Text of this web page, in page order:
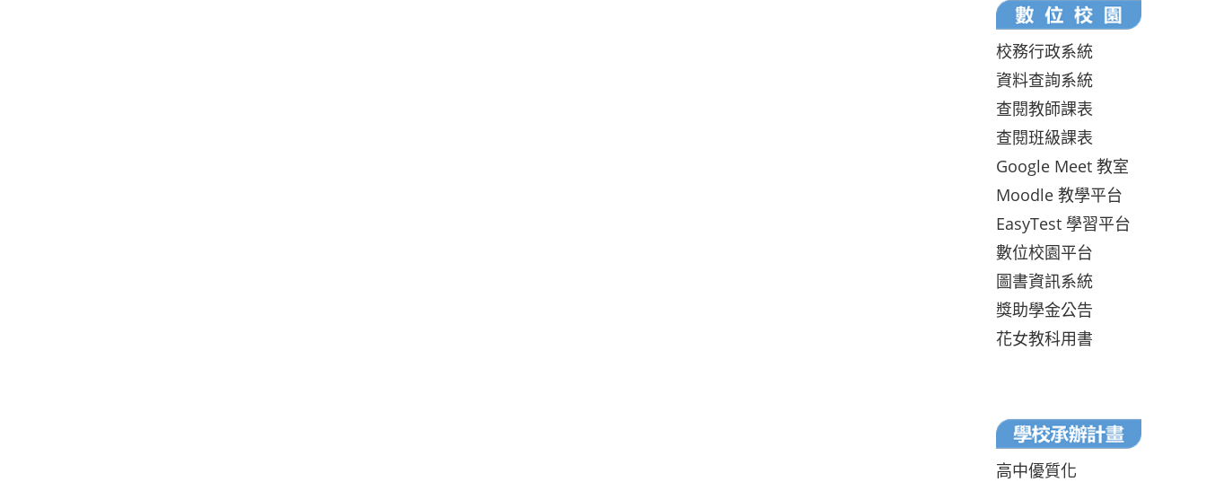
校務行政系統
資料查詢系統
查閱教師課表
查閱班級課表
Google Meet 教室
Moodle 教學平台
EasyTest 學習平台
數位校園平台
圖書資訊系統
獎助學金公告
花女教科用書
高中優質化